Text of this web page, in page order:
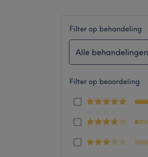
Filter op behandeling
Alle behandelingen
Filter op beoordeling